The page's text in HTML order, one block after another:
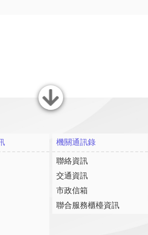
關閉
機關通訊錄
聯絡資訊
交通資訊
市政信箱
聯合服務櫃檯資訊